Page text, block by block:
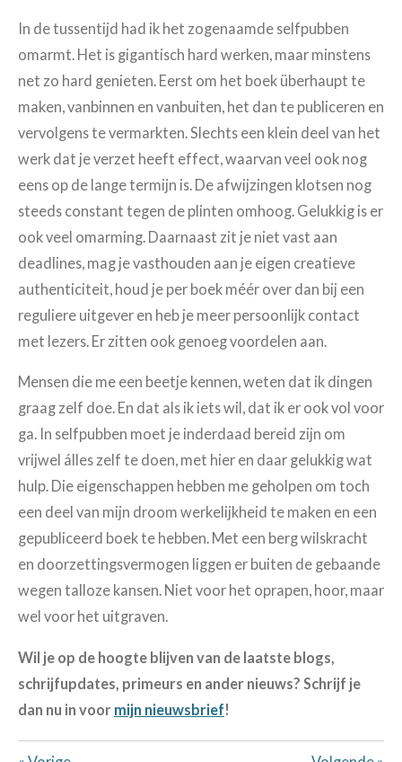
In de tussentijd had ik het zogenaamde selfpubben
omarmt. Het is gigantisch hard werken, maar minstens
net zo hard genieten. Eerst om het boek überhaupt te
maken, vanbinnen en vanbuiten, het dan te publiceren en
vervolgens te vermarkten. Slechts een klein deel van het
werk dat je verzet heeft effect, waarvan veel ook nog
eens op de lange termijn is. De afwijzingen klotsen nog
steeds constant tegen de plinten omhoog. Gelukkig is er
ook veel omarming. Daarnaast zit je niet vast aan
deadlines, mag je vasthouden aan je eigen creatieve
authenticiteit, houd je per boek méér over dan bij een
reguliere uitgever en heb je meer persoonlijk contact
met lezers. Er zitten ook genoeg voordelen aan.
Mensen die me een beetje kennen, weten dat ik dingen
graag zelf doe. En dat als ik iets wil, dat ik er ook vol voor
ga. In selfpubben moet je inderdaad bereid zijn om
vrijwel álles zelf te doen, met hier en daar gelukkig wat
hulp. Die eigenschappen hebben me geholpen om toch
een deel van mijn droom werkelijkheid te maken en een
gepubliceerd boek te hebben. Met een berg wilskracht
en doorzettingsvermogen liggen er buiten de gebaande
wegen talloze kansen. Niet voor het oprapen, hoor, maar
wel voor het uitgraven.
Wil je op de hoogte blijven van de laatste blogs,
schrijfupdates, primeurs en ander nieuws? Schrijf je
dan nu in voor mijn nieuwsbrief!